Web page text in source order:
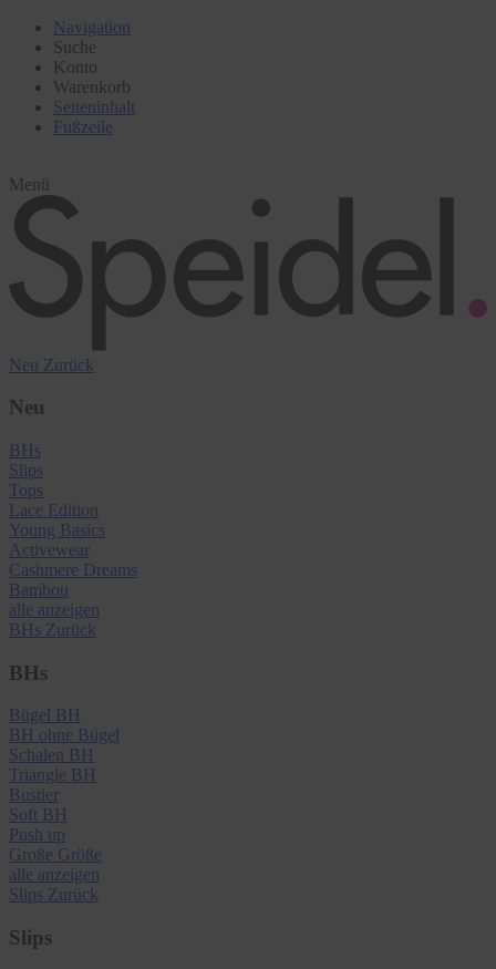
Navigation
Suche
Konto
Warenkorb
Seiteninhalt
Fußzeile
Menü
Neu Zurück
Neu
BHs
Slips
Tops
Lace Edition
Young Basics
Activewear
Cashmere Dreams
Bambou
alle anzeigen
BHs Zurück
BHs
Bügel BH
BH ohne Bügel
Schalen BH
Triangle BH
Bustier
Soft BH
Push up
Große Größe
alle anzeigen
Slips Zurück
Slips